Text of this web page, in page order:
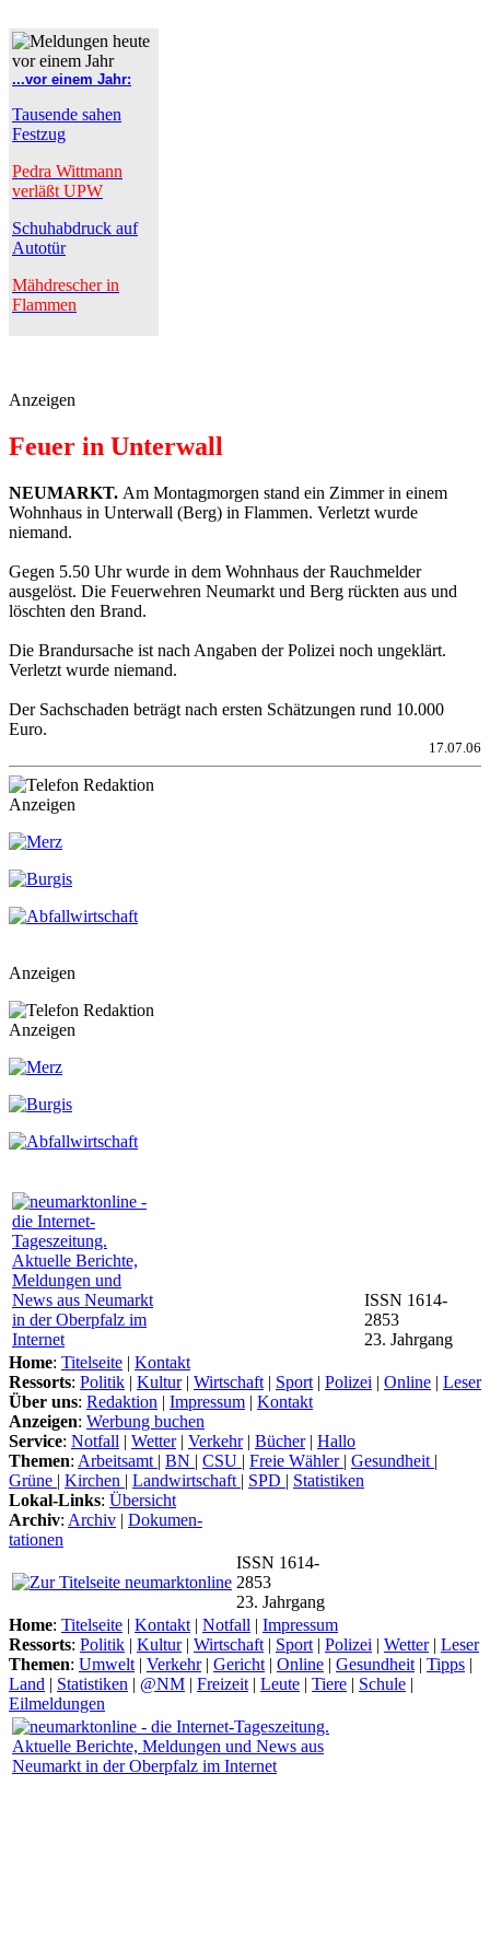
...vor einem Jahr:
Tausende sahen
Festzug
Pedra Wittmann
verläßt UPW
Schuhabdruck auf
Autotür
Mähdrescher in
Flammen
Anzeigen
Feuer in Unterwall
NEUMARKT. Am Montagmorgen stand ein Zimmer in einem
Wohnhaus in Unterwall (Berg) in Flammen. Verletzt wurde
niemand.
Gegen 5.50 Uhr wurde in dem Wohnhaus der Rauchmelder
ausgelöst. Die Feuerwehren Neumarkt und Berg rückten aus und
löschten den Brand.
Die Brandursache ist nach Angaben der Polizei noch ungeklärt.
Verletzt wurde niemand.
Der Sachschaden beträgt nach ersten Schätzungen rund 10.000
Euro.
17.07.06
Anzeigen
Anzeigen
Anzeigen
ISSN 1614-
2853
23. Jahrgang
Home: Titelseite | Kontakt
Ressorts: Politik | Kultur| Wirtschaft | Sport | Polizei | Online | Leser
Über uns: Redaktion | Impressum | Kontakt
Anzeigen: Werbung buchen
Service: Notfall | Wetter| Verkehr| Bücher| Hallo
Themen: Arbeitsamt | BN | CSU | Freie Wähler | Gesundheit |
Grüne | Kirchen | Landwirtschaft | SPD | Statistiken
Lokal-Links: Übersicht
Archiv: Archiv | Dokumen-
tationen
ISSN 1614-
2853
23. Jahrgang
Home: Titelseite | Kontakt | Notfall | Impressum
Ressorts: Politik | Kultur| Wirtschaft | Sport | Polizei | Wetter| Leser
Themen: Umwelt | Verkehr| Gericht | Online | Gesundheit | Tipps |
Land | Statistiken | @NM | Freizeit | Leute | Tiere | Schule |
Eilmeldungen